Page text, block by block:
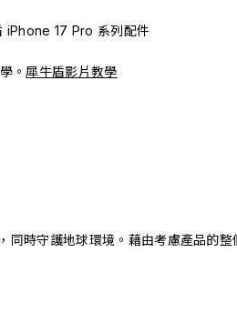
iPhone 17 Pro 系列配件
。 犀牛盾影片教學
同時守護地球環境。藉由考慮產品的